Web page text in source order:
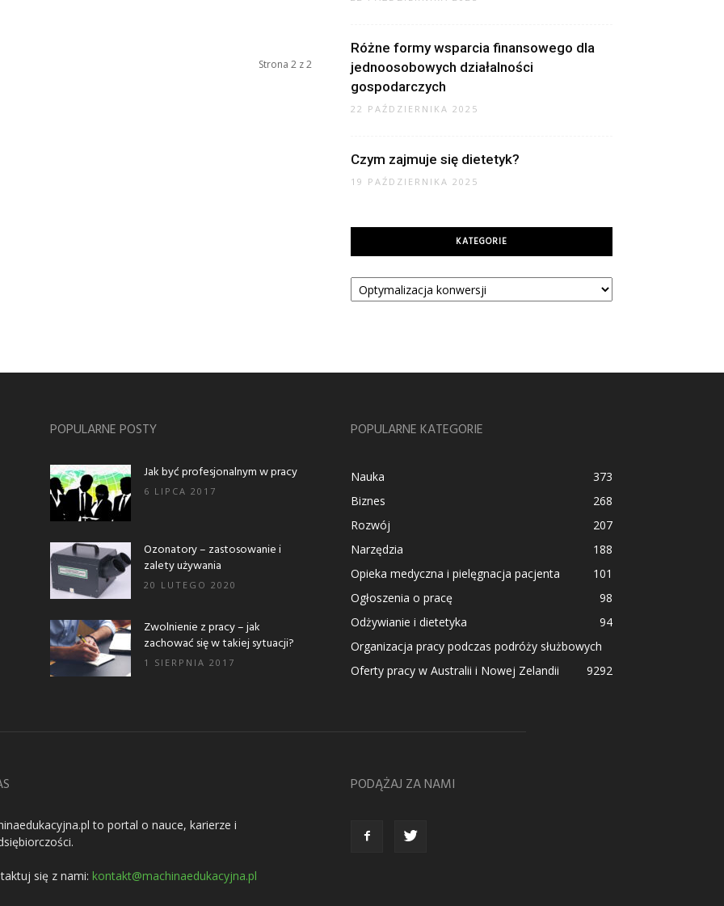
Strona 2 z 2
Różne formy wsparcia finansowego dla
jednoosobowych działalności
gospodarczych
22 PAŹDZIERNIKA 2025
Czym zajmuje się dietetyk?
19 PAŹDZIERNIKA 2025
KATEGORIE
Kategorie
POPULARNE POSTY
Jak być profesjonalnym w pracy
6 LIPCA 2017
Ozonatory – zastosowanie i
zalety używania
20 LUTEGO 2020
Zwolnienie z pracy – jak
zachować się w takiej sytuacji?
1 SIERPNIA 2017
POPULARNE KATEGORIE
Nauka
373
Biznes
268
Rozwój
207
Narzędzia
188
Opieka medyczna i pielęgnacja pacjenta
101
Ogłoszenia o pracę
98
Odżywianie i dietetyka
94
Organizacja pracy podczas podróży służbowych
92
Oferty pracy w Australii i Nowej Zelandii 92
to portal o nauce, karierze i
się z nami: kontakt@machinaedukacyjna.pl
PODĄŻAJ ZA NAMI